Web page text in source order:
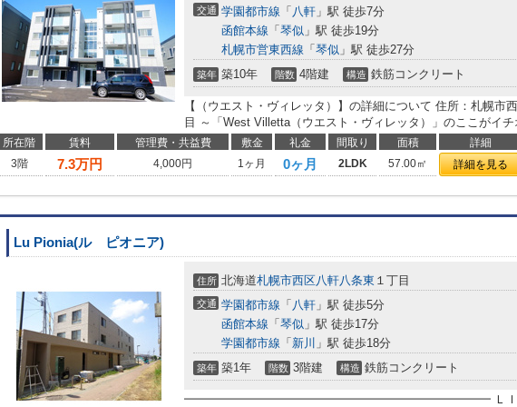
交通 学園都市線 「 八軒 」駅 徒歩7分
函館本線 「 琴似 」駅 徒歩19分
札幌市営東西線 「 琴似 」駅 徒歩27分
築年 築10年 階数 4階建 構造 鉄筋コンクリート
【（ウエスト・ヴィレッタ）】の詳細について 住所：札幌市
目 ～「West Villetta（ウエスト・ヴィレッタ）」のここがイ
所在階 賃料 管理費・共益費 敷金 礼金 間取り 面積 詳細
3階
7.3万円 4,000円 1ヶ月 0ヶ月 2LDK 57.00㎡ 詳細を見る
Lu Pionia(ル ピオニア)
住所 北海道札幌市西区八軒八条東 １丁目
交通 学園都市線 「 八軒 」駅 徒歩5分
函館本線 「 琴似 」駅 徒歩17分
学園都市線 「 新川 」駅 徒歩18分
築年 築1年 階数 3階建 構造 鉄筋コンクリート
━━━━━━━━━━━━━━━━━━━━━━━━━━ ＬＩＮＥ